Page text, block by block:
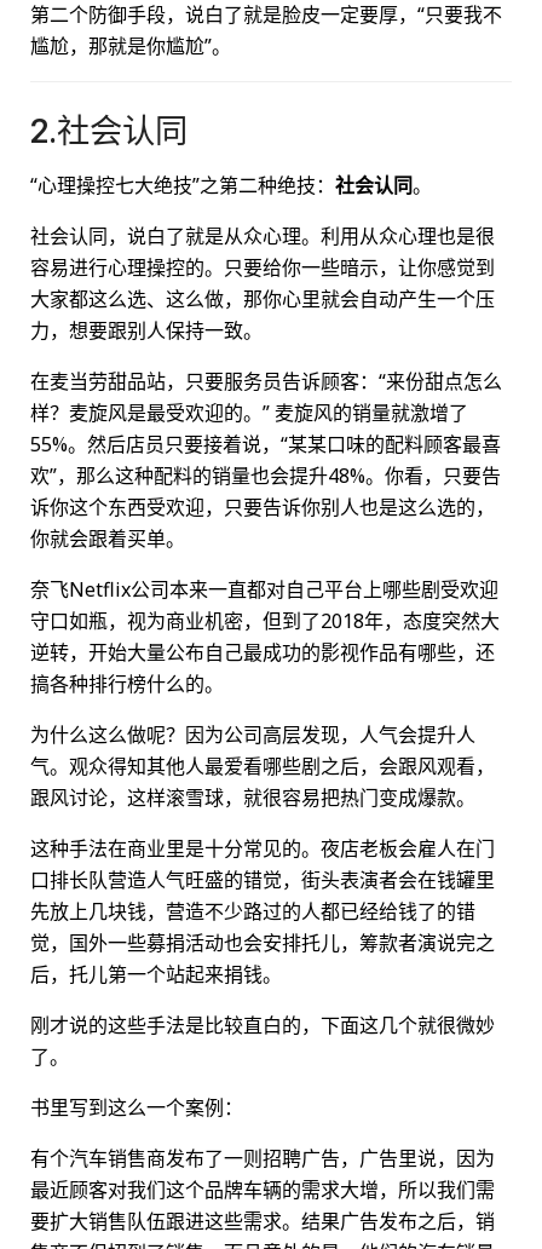
第二个防御手段，说白了就是脸皮一定要厚，“只要我不
尴尬，那就是你尴尬”。
2.社会认同
“心理操控七大绝技”之第二种绝技： 社会认同。
社会认同，说白了就是从众心理。利用从众心理也是很
容易进行心理操控的。只要给你一些暗示，让你感觉到
大家都这么选、这么做，那你心里就会自动产生一个压
力，想要跟别人保持一致。
在麦当劳甜品站，只要服务员告诉顾客：“来份甜点怎么
样？麦旋风是最受欢迎的。” 麦旋风的销量就激增了
55%。然后店员只要接着说，“某某口味的配料顾客最喜
欢”，那么这种配料的销量也会提升48%。你看，只要告
诉你这个东西受欢迎，只要告诉你别人也是这么选的，
你就会跟着买单。
奈飞Netflix公司本来一直都对自己平台上哪些剧受欢迎
守口如瓶，视为商业机密，但到了2018年，态度突然大
逆转，开始大量公布自己最成功的影视作品有哪些，还
搞各种排行榜什么的。
为什么这么做呢？因为公司高层发现，人气会提升人
气。观众得知其他人最爱看哪些剧之后，会跟风观看，
跟风讨论，这样滚雪球，就很容易把热门变成爆款。
这种手法在商业里是十分常见的。夜店老板会雇人在门
口排长队营造人气旺盛的错觉，街头表演者会在钱罐里
先放上几块钱，营造不少路过的人都已经给钱了的错
觉，国外一些募捐活动也会安排托儿，筹款者演说完之
后，托儿第一个站起来捐钱。
刚才说的这些手法是比较直白的，下面这几个就很微妙
了。
书里写到这么一个案例：
有个汽车销售商发布了一则招聘广告，广告里说，因为
最近顾客对我们这个品牌车辆的需求大增，所以我们需
要扩大销售队伍跟进这些需求。结果广告发布之后，销